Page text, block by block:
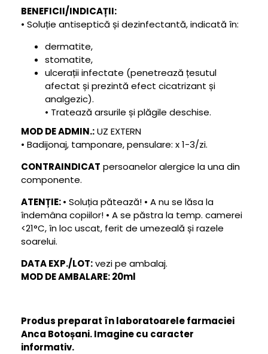
BENEFICII/INDICAȚII:
• Soluție antiseptică și dezinfectantă, indicată în:
dermatite,
stomatite,
ulcerații infectate (penetrează țesutul
afectat și prezintă efect cicatrizant și
analgezic).
• Tratează arsurile și plăgile deschise.
MOD DE ADMIN.:UZ EXTERN
• Badijonaj, tamponare, pensulare: x 1-3/zi.
CONTRAINDICAT persoanelor alergice la una din
componente.
ATENȚIE:• Soluția pătează! • A nu se lăsa la
îndemâna copiilor! • A se păstra la temp. camerei
<21°C, în loc uscat, ferit de umezeală și razele
soarelui.
DATA EXP./LOT:vezi pe ambalaj.
MOD DE AMBALARE: 20ml
Produs preparat în laboratoarele farmaciei
Anca Botoșani. Imagine cu caracter
informativ.